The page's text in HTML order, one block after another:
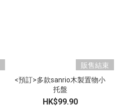
販售結束
<預訂>多款sanrio木製置物小
托盤
HK$99.90